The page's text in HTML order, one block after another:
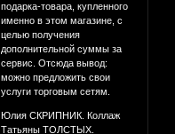
подарка-товара, купленного
именно в этом магазине, с
целью получения
дополнительной суммы за
сервис. Отсюда вывод:
можно предложить свои
услуги торговым сетям.
Юлия СКРИПНИК. Коллаж
Татьяны ТОЛСТЫХ.